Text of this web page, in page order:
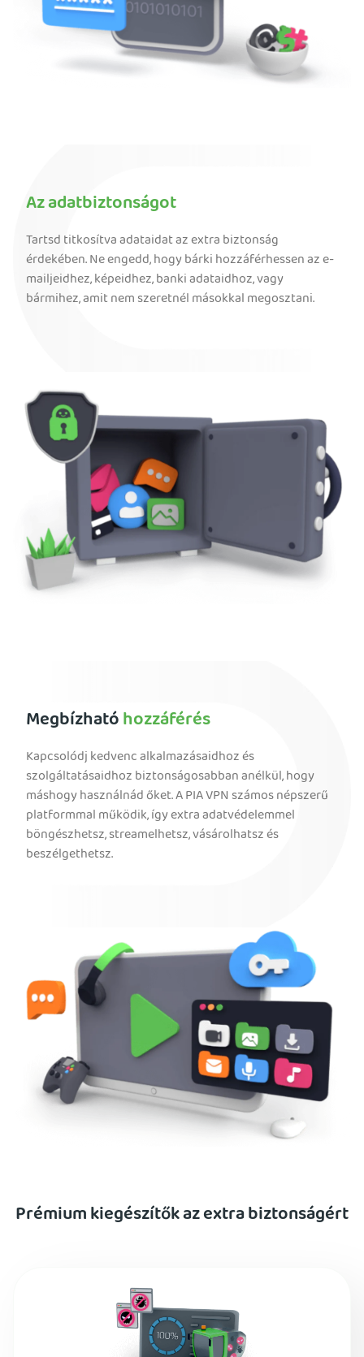
Az adatbiztonságot
Tartsd titkosítva adataidat az extra biztonság
érdekében. Ne engedd, hogy bárki hozzáférhessen az e-
mailjeidhez, képeidhez, banki adataidhoz, vagy
bármihez, amit nem szeretnél másokkal megosztani.
Megbízhatóhozzáférés
Kapcsolódj kedvenc alkalmazásaidhoz és
szolgáltatásaidhoz biztonságosabban anélkül, hogy
máshogy használnád őket. A PIA VPN számos népszerű
platformmal működik, így extra adatvédelemmel
böngészhetsz, streamelhetsz, vásárolhatsz és
beszélgethetsz.
Prémium kiegészítők az extra biztonságért